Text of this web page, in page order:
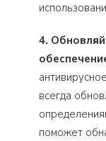
4.
всегда
поможет